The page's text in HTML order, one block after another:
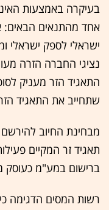
בעיקרה באמצעות
אחד מהתנאים הבאים:
ישראלי לספק ישראלי
נציגי החברה הזרה
התאגיד הזר מעניק
שתחייב את התאגיד
מבחינת החיוב
תאגיד זר המקיים
ברישום במע"מ כעוסק
רשות המסים הדגימה